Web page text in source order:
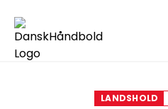
LANDSHOLD